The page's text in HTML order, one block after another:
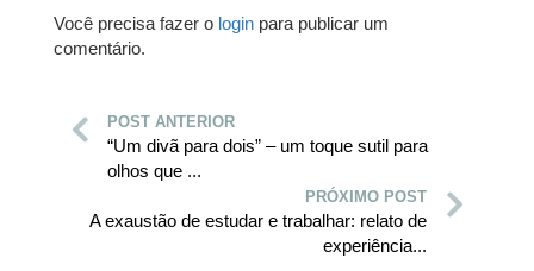
Você precisa fazer o login para publicar um
comentário.
POST ANTERIOR
“Um divã para dois” – um toque sutil para
olhos que ...
PRÓXIMO POST
A exaustão de estudar e trabalhar: relato de
experiência...